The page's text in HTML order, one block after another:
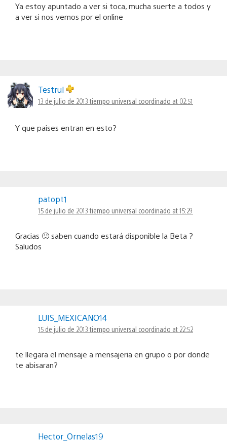
Ya estoy apuntado a ver si toca, mucha suerte a todos y
a ver si nos vemos por el online
Testrul
13 de julio de 2013 tiempo universal coordinado at 02:51
Y que paises entran en esto?
patopt1
15 de julio de 2013 tiempo universal coordinado at 15:29
Gracias 🙂 saben cuando estará disponible la Beta ?
Saludos
LUIS_MEXICANO14
15 de julio de 2013 tiempo universal coordinado at 22:52
te llegara el mensaje a mensajeria en grupo o por donde
te abisaran?
Hector_Ornelas19